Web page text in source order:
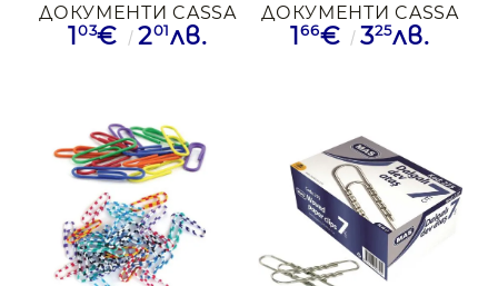
ДОКУМЕНТИ CASSA
19ММ 12БР ЧРН
1 03€ 201лв.
ДОКУМЕНТИ CASSA
25MM 12БР ЧРН
166€ 325лв.